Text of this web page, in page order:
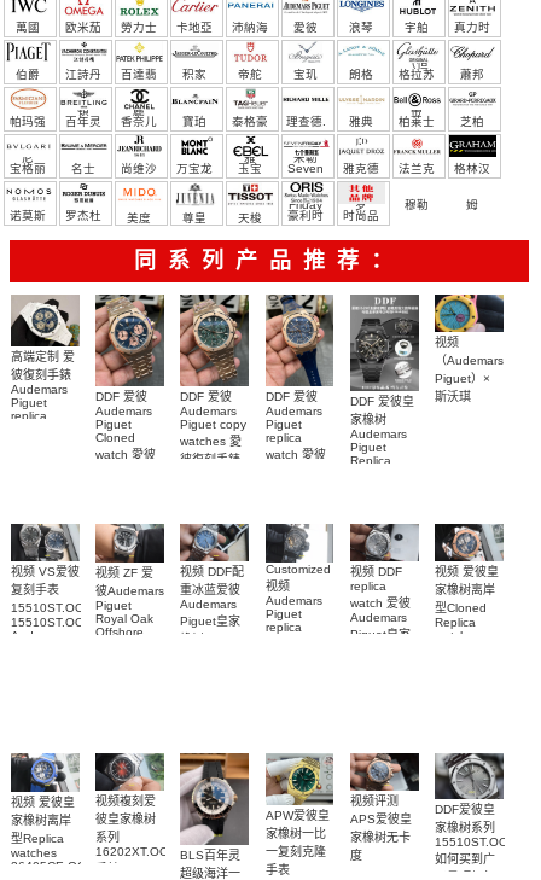
萬國 欧米茄 勞力士 卡地亞 沛納海 愛彼 浪琴 宇舶
（恒
宝）
真力时
伯爵 江詩丹
頓
百達翡
麗
积家 帝舵 宝玑 朗格 格拉苏
蒂
蕭邦
帕玛强
尼
百年灵 香奈儿 寶珀 泰格豪
雅
理查德.
米勒
雅典 柏莱士 芝柏
宝格丽 名士 尚维沙 万宝龙 玉宝 Seven
Friday
雅克德
罗
法兰克
穆勒
格林汉
姆
诺莫斯
罗杰杜 美度 尊皇 天梭 豪利时 时尚品
牌/原单
同系列产品推荐：
高端定制 爱
彼復刻手錶
Audemars
Piguet
replica
26579CB.OO.1225CB.01
DDF 爱彼
Audemars
Piguet
Cloned
watch 愛彼
DDF 爱彼
Audemars
Piguet copy
watches 愛
彼復刻手錶
DDF 爱彼
Audemars
Piguet
replica
watch 愛彼
DDF 爱彼皇
家橡树
Audemars
Piguet
Replica
视频
（Audemars
Piguet）×
斯沃琪
视频 VS爱彼
复刻手表
15510ST.OO.1320ST.06，
15510ST.OO.1320ST.09
Audemars
视频 ZF 爱
彼Audemars
Piguet
Royal Oak
Offshore
视频 DDF配
重冰蓝爱彼
Audemars
Piguet皇家
Customized
视频
Audemars
Piguet
replica
视频 DDF
replica
watch 爱彼
Audemars
Piguet皇家
视频 爱彼皇
家橡树离岸
型Cloned
Replica
watch
视频 爱彼皇
家橡树离岸
型Replica
watches
26405CE.OO.A030CA.01
视频複刻爱
彼皇家橡树
系列
16202XT.OO.1240XT.01
BLS百年灵
超级海洋一
APW爱彼皇
家橡树一比
一复刻克隆
手表
视频评测
APS爱彼皇
家橡树无卡
度
26240OR.OO.1320OR.05
DDF爱彼皇
家橡树系列
如何买到广